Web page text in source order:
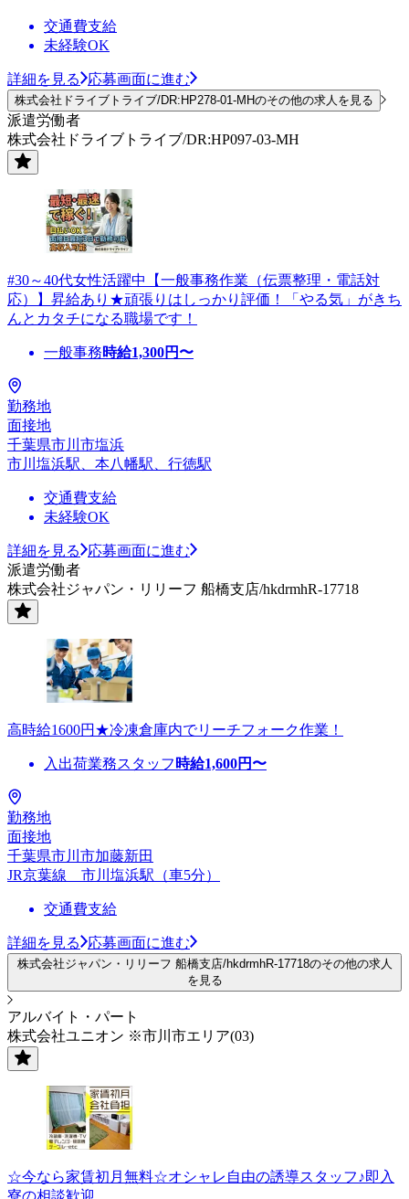
交通費支給
未経験OK
詳細を見る 応募画面に進む
株式会社ドライブトライブ/DR:HP278-01-MHのその他の求人を見る
派遣労働者
株式会社ドライブトライブ/DR:HP097-03-MH
#30～40代女性活躍中【一般事務作業（伝票整理・電話対
応）】昇給あり★頑張りはしっかり評価！「やる気」がきち
んとカタチになる職場です！
一般事務時給1,300円〜
勤務地
面接地
千葉県市川市塩浜
市川塩浜駅、本八幡駅、行徳駅
交通費支給
未経験OK
詳細を見る
応募画面に進む
派遣労働者
株式会社ジャパン・リリーフ 船橋支店/hkdrmhR-17718
高時給1600円★冷凍倉庫内でリーチフォーク作業！
入出荷業務スタッフ 時給1,600円〜
勤務地
面接地
千葉県市川市加藤新田
JR京葉線 市川塩浜駅（車5分）
交通費支給
詳細を見る 応募画面に進む
株式会社ジャパン・リリーフ 船橋支店/hkdrmhR-17718のその他の求人
を見る
アルバイト・パート
株式会社ユニオン ※市川市エリア(03)
☆今なら家賃初月無料☆オシャレ自由の誘導スタッフ♪即入
寮の相談歓迎